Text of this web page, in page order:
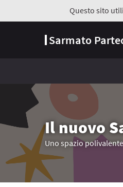
Questo sito
Sarmato
Il nuovo
Uno spazio